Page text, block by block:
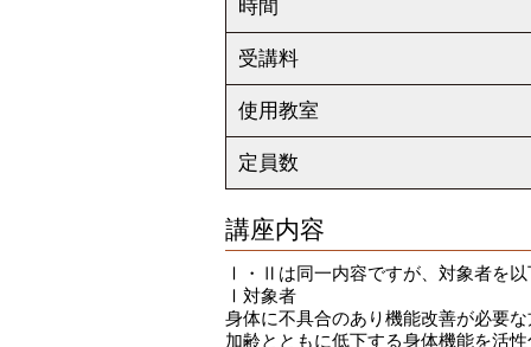
時間
受講料
使用教室
定員数
講座内容
Ⅰ・Ⅱは同一内容ですが、対象者を
Ⅰ対象者
身体に不具合のあり機能改善が必要
加齢とともに低下する身体機能を活